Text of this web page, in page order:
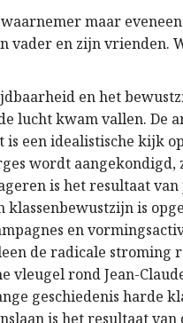
maar
vader en zijn vrienden.
en het
lucht kwam vallen. De
een idealistische kijk
wordt aangekondigd,
is het resultaat
is
en
de radicale stroming
vleugel rond Jean-
geschiedenis harde
is het resultaat